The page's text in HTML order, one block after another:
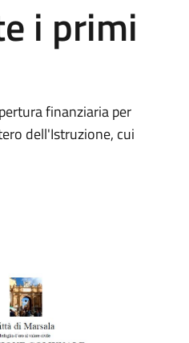
i primi
finanziaria per
dell'Istruzione, cui